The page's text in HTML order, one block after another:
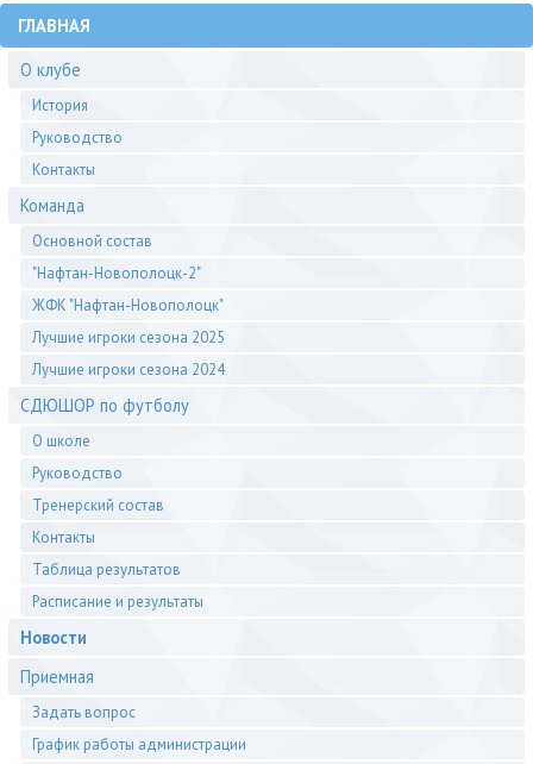
ГЛАВНАЯ
О клубе
История
Руководство
Контакты
Команда
Основной состав
"Нафтан-Новополоцк-2"
ЖФК "Нафтан-Новополоцк"
Лучшие игроки сезона 2025
Лучшие игроки сезона 2024
СДЮШОР по футболу
О школе
Руководство
Тренерский состав
Контакты
Таблица результатов
Расписание и результаты
Новости
Приемная
Задать вопрос
График работы администрации